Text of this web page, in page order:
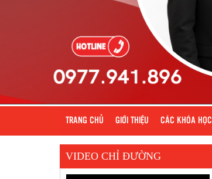
TRANG CHỦ GIỚI THIỆU CÁC KHÓA HỌC
VIDEO CHỈ ĐƯỜNG